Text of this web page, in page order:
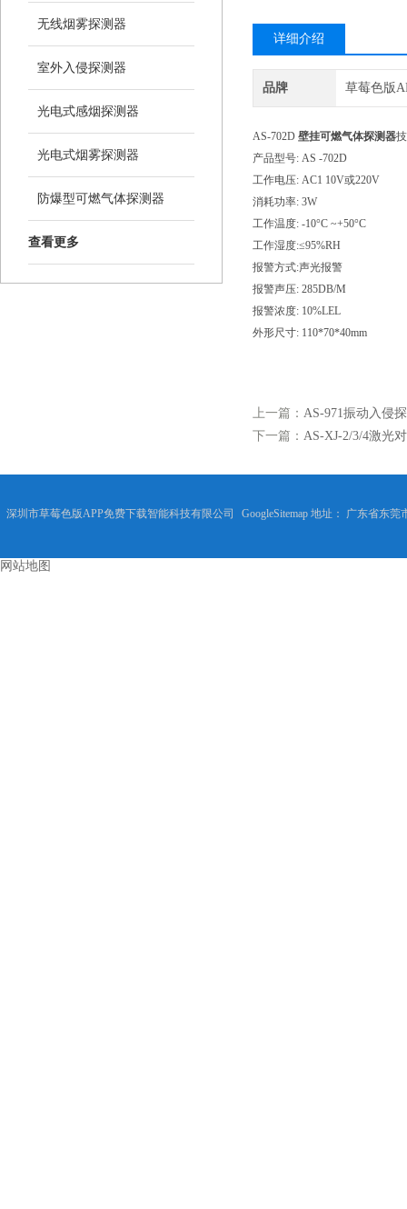
无线烟雾探测器
室外入侵探测器
光电式感烟探测器
光电式烟雾探测器
防爆型可燃气体探测器
查看更多
详细介绍
品牌 草莓色版
AS-702D 壁挂可燃气体探测器技
产品型号: AS -702D
工作电压: AC1 10V或220V
消耗功率: 3W
工作温度: -10°C ~+50°C
工作湿度:≤95%RH
报警方式:声光报警
报警声压: 285DB/M
报警浓度: 10%LEL
外形尺寸: 110*70*40mm
上一篇： AS-971振动入侵
下一篇： AS-XJ-2/3/4激光
深圳市草莓色版APP免费下载智能科技有限公司 GoogleSitemap 地址： 广东省东莞
网站地图